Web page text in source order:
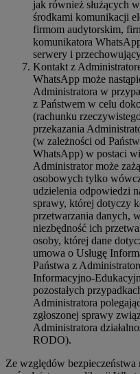
jak również służących
środkami komunikacji
firmom audytorskim,
komunikatora
serwery i
Kontakt z
WhatsApp może
Administratora w
z Państwem w celu
(rachunku
przekazania
(w zależności od
WhatsApp) w postaci
Administrator może
osobowych tylko
udzielenia odpowiedzi
sprawy, której dotyczy
przetwarzania danych,
niezbędność ich
osoby, której dane
umowa o Usługę
Państwa z
Informacyjno-
pozostałych
Administratora
zgłoszonej sprawy
Administratora
RODO).
Ze względów